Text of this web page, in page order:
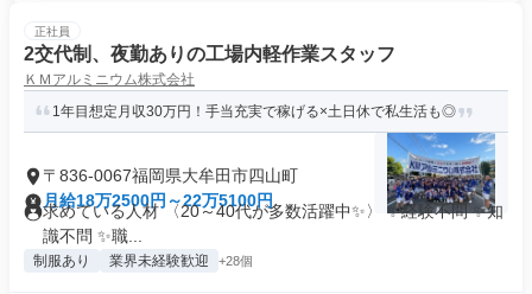
正社員
2交代制、夜勤ありの工場内軽作業スタッフ
ＫＭアルミニウム株式会社
1年目想定月収30万円！手当充実で稼げる×土日休で私生活も◎
〒836-0067福岡県大牟田市四山町
月給18万2500円～22万5100円
求めている人材 〈20～40代が多数活躍中✨️〉 ✨️経験不問 ✨️知
識不問 ✨️職...
制服あり 業界未経験歓迎 +28個